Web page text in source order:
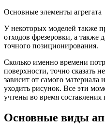
Основные элементы агрегата
У некоторых моделей также
отходов фрезеровки, а также
точного позиционирования.
Сколько именно времени
поверхности, точно сказать
зависит от самого материала
уходить рисунок. Все эти
учтены во время
Основные виды